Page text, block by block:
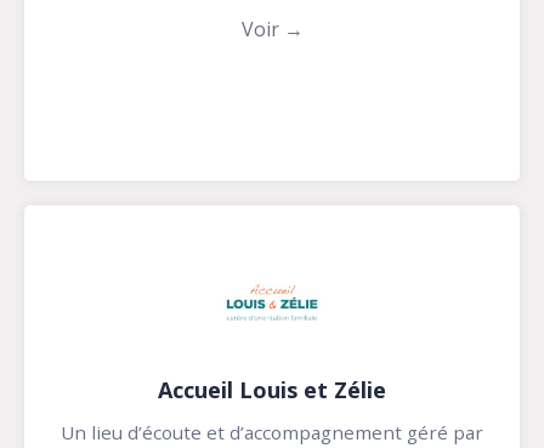
Voir →
Accueil Louis et Zélie
Un lieu d’écoute et d’accompagnement géré par